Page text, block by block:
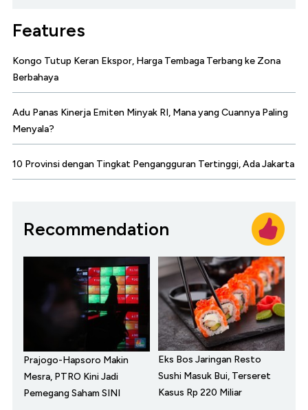
Features
Kongo Tutup Keran Ekspor, Harga Tembaga Terbang ke Zona
Berbahaya
Adu Panas Kinerja Emiten Minyak RI, Mana yang Cuannya Paling
Menyala?
10 Provinsi dengan Tingkat Pengangguran Tertinggi, Ada Jakarta
Recommendation
Prajogo-Hapsoro Makin
Mesra, PTRO Kini Jadi
Pemegang Saham SINI
Eks Bos Jaringan Resto
Sushi Masuk Bui, Terseret
Kasus Rp 220 Miliar